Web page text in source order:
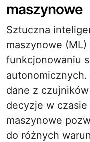
maszynowe
Sztuczna
maszynowe
funkcjonowaniu
dane z
decyzje w
maszynowe
do różnych